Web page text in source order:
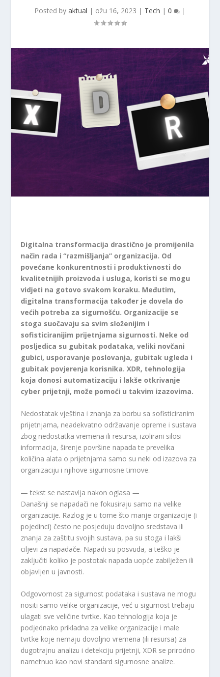
Posted by aktual | ožu 16, 2023 | Tech | 0 |
Digitalna transformacija drastično je promijenila
način rada i “razmišljanja” organizacija. Od
povećane konkurentnosti i produktivnosti do
kvalitetnijih proizvoda i usluga, koristi se mogu
vidjeti na gotovo svakom koraku. Međutim,
digitalna transformacija također je dovela do
većih potreba za sigurnošću. Organizacije se
stoga suočavaju sa svim složenijim i
sofisticiranijim prijetnjama sigurnosti. Neke od
posljedica su gubitak podataka, veliki novčani
gubici, usporavanje poslovanja, gubitak ugleda i
gubitak povjerenja korisnika. XDR, tehnologija
koja donosi automatizaciju i lakše otkrivanje
cyber prijetnji, može pomoći u takvim izazovima.
Nedostatak vještina i znanja za borbu sa sofisticiranim
prijetnjama, neadekvatno održavanje opreme i sustava
zbog nedostatka vremena ili resursa, izolirani silosi
informacija, širenje površine napada te prevelika
količina alata o prijetnjama samo su neki od izazova za
organizaciju i njihove sigurnosne timove.
— tekst se nastavlja nakon oglasa —
Današnji se napadači ne fokusiraju samo na velike
organizacije. Razlog je u tome što manje organizacije (i
pojedinci) često ne posjeduju dovoljno sredstava ili
znanja za zaštitu svojih sustava, pa su stoga i lakši
ciljevi za napadače. Napadi su posvuda, a teško je
zaključiti koliko je postotak napada uopće zabilježen ili
objavljen u javnosti.
Odgovornost za sigurnost podataka i sustava ne mogu
nositi samo velike organizacije, već u sigurnost trebaju
ulagati sve veličine tvrtke. Kao tehnologija koja je
podjednako prikladna za velike organizacije i male
tvrtke koje nemaju dovoljno vremena (ili resursa) za
dugotrajnu analizu i detekciju prijetnji, XDR se prirodno
nametnuo kao novi standard sigurnosne analize.